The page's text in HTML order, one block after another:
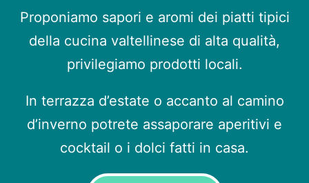
Proponiamo sapori e aromi dei piatti tipici
della cucina valtellinese di alta qualità,
privilegiamo prodotti locali.
In terrazza d’estate o accanto al camino
d’inverno potrete assaporare aperitivi e
cocktail o i dolci fatti in casa.